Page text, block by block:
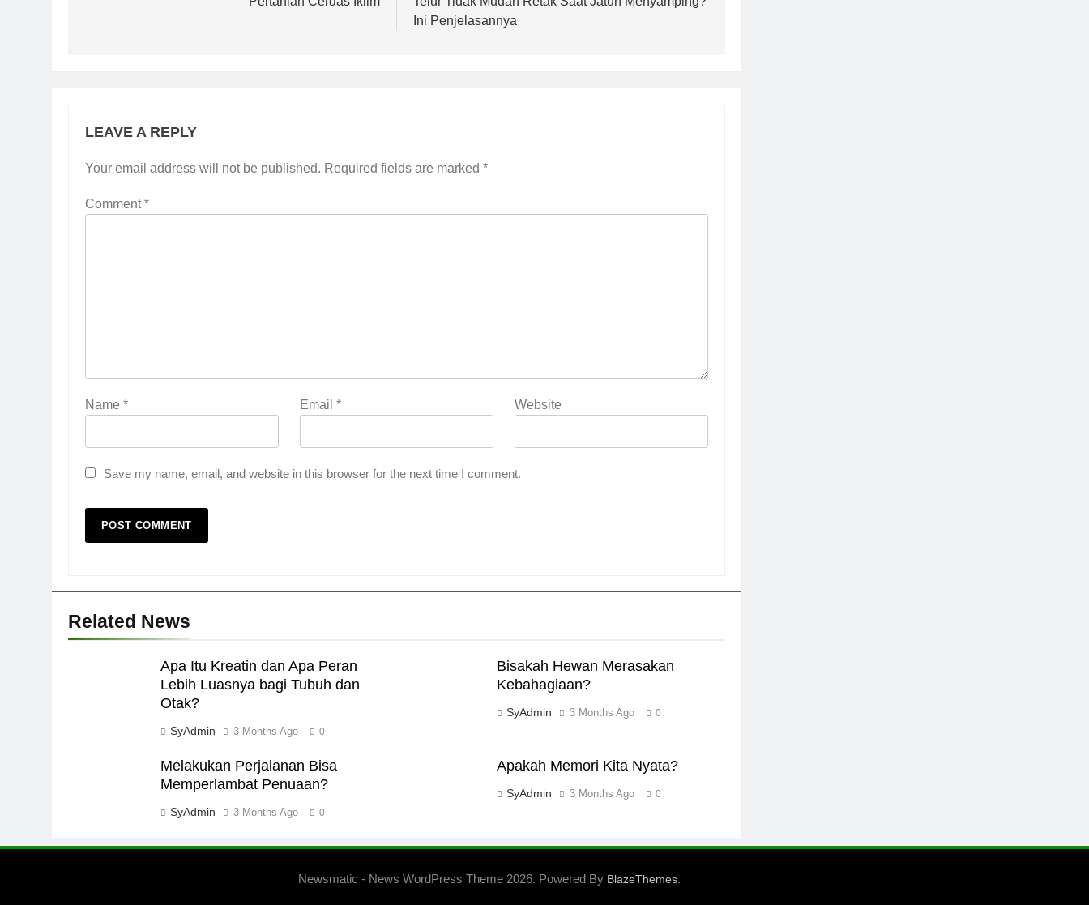
Ini Penjelasannya
LEAVE A REPLY
Your email address will not be published. Required fields are marked *
Comment*
Name * Email* Website
Save my name, email, and website in this browser for the next time I comment.
Related News
Apa Itu Kreatin dan Apa Peran
Lebih Luasnya bagi Tubuh dan
Otak?
SyAdmin 3 Months Ago 0
Bisakah Hewan Merasakan
Kebahagiaan?
SyAdmin 3 Months Ago 0
Melakukan Perjalanan Bisa
Memperlambat Penuaan?
SyAdmin 3 Months Ago 0
Apakah Memori Kita Nyata?
SyAdmin 3 Months Ago 0
Newsmatic - News WordPress Theme 2026. Powered By BlazeThemes.